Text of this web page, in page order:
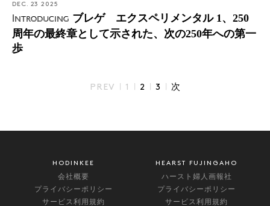
DEC. 23 2025
Introducing ブレゲ エクスペリメンタル 1、250
周年の最終章として示された、次の250年への第一
歩
PREV | 1 | 2 | 3 | 次
HODINKEE
会社概要
プライバシーポリシー
サービス利用規約
HEARST FUJINGAHO
ハースト婦人画報社
プライバシーポリシー
サービス利用規約